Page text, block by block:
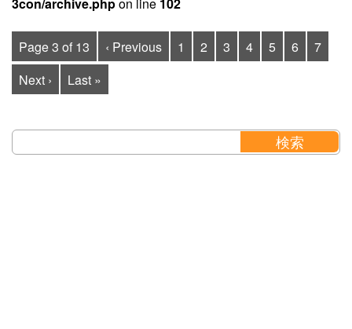
3con/archive.phpon line 102
Page 3 of 13 ‹ Previous 1 2 3 4 5 6
7
Next ›
Last »